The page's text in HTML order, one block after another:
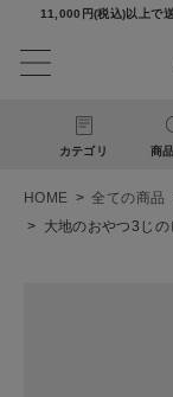
11,000円(税込)以上で
カテゴリ 商
HOME 全ての商品
大地のおやつ3じ